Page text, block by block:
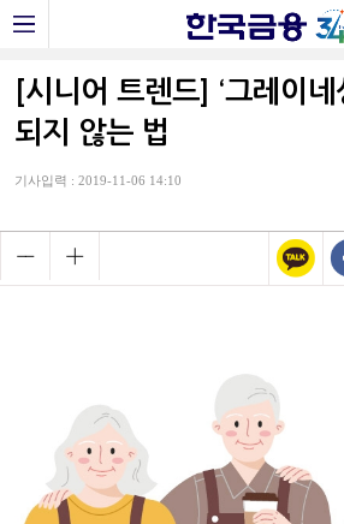
[시니어 트렌드] ‘그레이네
되지 않는 법
기사입력 : 2019-11-06 14:10